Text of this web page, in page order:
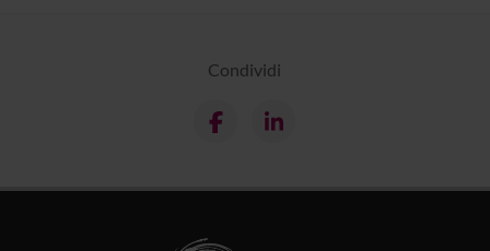
Condividi